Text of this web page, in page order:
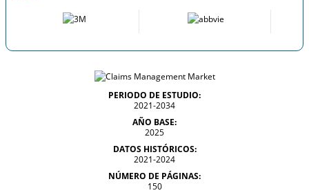
PERIODO DE ESTUDIO:
2021-2034
AÑO BASE:
2025
DATOS HISTÓRICOS:
2021-2024
NÚMERO DE PÁGINAS:
150